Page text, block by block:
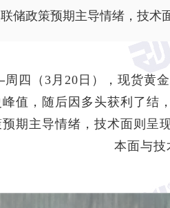
储政策预期主导情绪，技术
周四（3月20日）， 现货黄金
值，随后因多头获利了结
期主导情绪，技术面则呈
本面与技